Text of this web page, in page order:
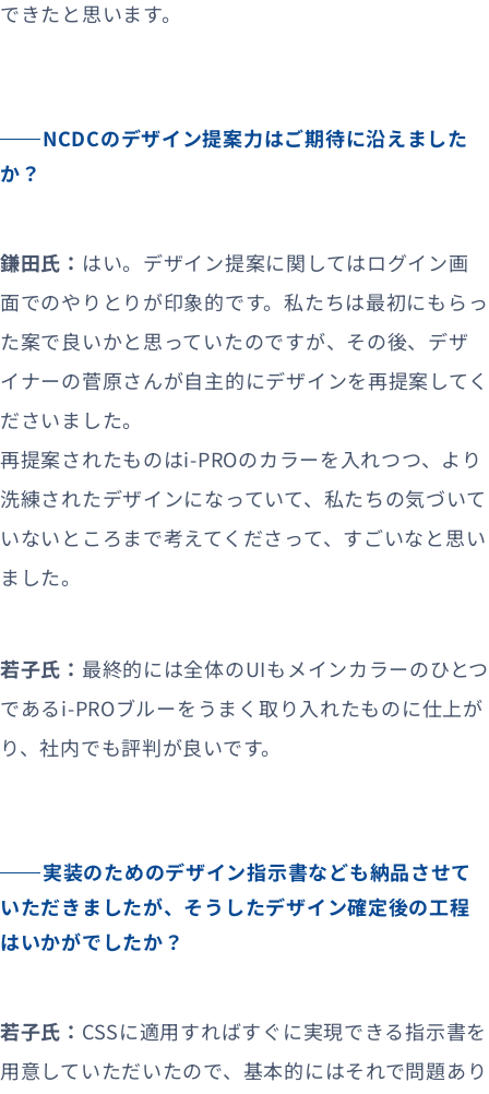
できたと思います。
NCDCのデザイン提案力はご期待に沿えました
か？
鎌田氏： はい。デザイン提案に関してはログイン画
面でのやりとりが印象的です。私たちは最初にもらっ
た案で良いかと思っていたのですが、その後、デザ
イナーの菅原さんが自主的にデザインを再提案してく
ださいました。
再提案されたものはi-PROのカラーを入れつつ、より
洗練されたデザインになっていて、私たちの気づいて
いないところまで考えてくださって、すごいなと思い
ました。
若子氏： 最終的には全体のUIもメインカラーのひとつ
であるi-PROブルーをうまく取り入れたものに仕上が
り、社内でも評判が良いです。
実装のためのデザイン指示書なども納品させて
いただきましたが、そうしたデザイン確定後の工程
はいかがでしたか？
若子氏： CSSに適用すればすぐに実現できる指示書を
用意していただいたので、基本的にはそれで問題あり